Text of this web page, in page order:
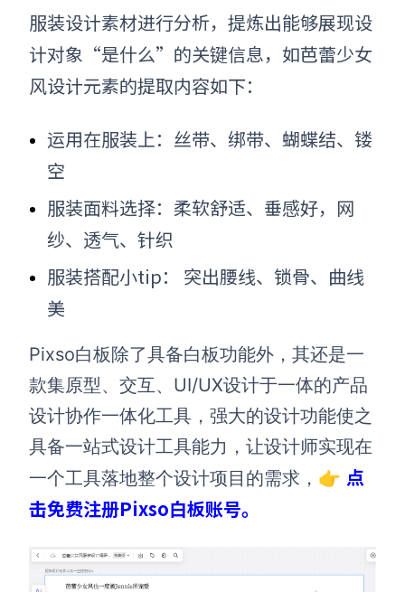
服装设计素材进行分析，提炼出能够展现设
计对象“是什么”的关键信息，如芭蕾少女
风设计元素的提取内容如下：
运用在服装上：丝带、绑带、蝴蝶结、镂
空
服装面料选择：柔软舒适、垂感好，网
纱、透气、针织
服装搭配小tip： 突出腰线、锁骨、曲线
美
Pixso白板除了具备白板功能外，其还是一
款集原型、交互、UI/UX设计于一体的产品
设计协作一体化工具，强大的设计功能使之
具备一站式设计工具能力，让设计师实现在
一个工具落地整个设计项目的需求，👉 点
击免费注册Pixso白板账号。